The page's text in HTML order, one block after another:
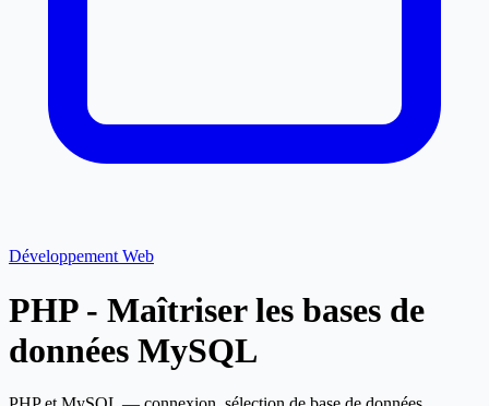
Développement Web
PHP - Maîtriser les bases de
données MySQL